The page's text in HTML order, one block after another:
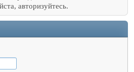
авторизуйтесь.